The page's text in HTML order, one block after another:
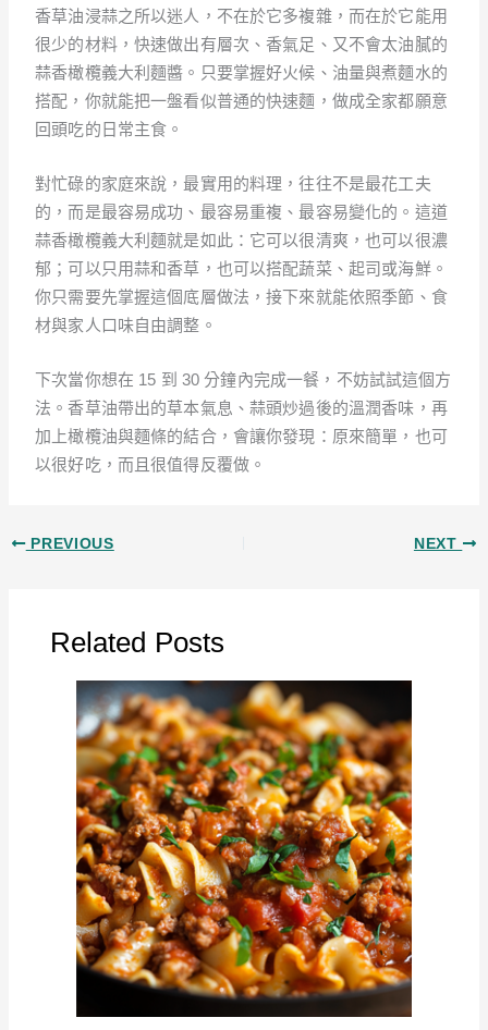
香草油浸蒜之所以迷人，不在於它多複雜，而在於它能用
很少的材料，快速做出有層次、香氣足、又不會太油膩的
蒜香橄欖義大利麵醬。只要掌握好火候、油量與煮麵水的
搭配，你就能把一盤看似普通的快速麵，做成全家都願意
回頭吃的日常主食。
對忙碌的家庭來說，最實用的料理，往往不是最花工夫
的，而是最容易成功、最容易重複、最容易變化的。這道
蒜香橄欖義大利麵就是如此：它可以很清爽，也可以很濃
郁；可以只用蒜和香草，也可以搭配蔬菜、起司或海鮮。
你只需要先掌握這個底層做法，接下來就能依照季節、食
材與家人口味自由調整。
下次當你想在 15 到 30 分鐘內完成一餐，不妨試試這個方
法。香草油帶出的草本氣息、蒜頭炒過後的溫潤香味，再
加上橄欖油與麵條的結合，會讓你發現：原來簡單，也可
以很好吃，而且很值得反覆做。
PREVIOUS NEXT
Related Posts